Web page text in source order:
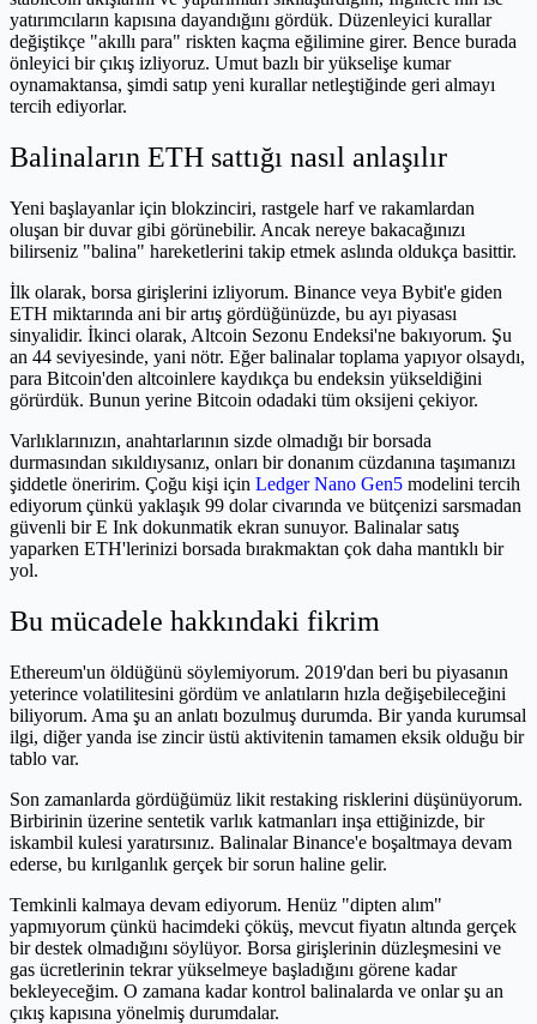
yatırımcıların kapısına dayandığını gördük. Düzenleyici kurallar
değiştikçe "akıllı para" riskten kaçma eğilimine girer. Bence burada
önleyici bir çıkış izliyoruz. Umut bazlı bir yükselişe kumar
oynamaktansa, şimdi satıp yeni kurallar netleştiğinde geri almayı
tercih ediyorlar.
Balinaların ETH sattığı nasıl anlaşılır
Yeni başlayanlar için blokzinciri, rastgele harf ve rakamlardan
oluşan bir duvar gibi görünebilir. Ancak nereye bakacağınızı
bilirseniz "balina" hareketlerini takip etmek aslında oldukça basittir.
İlk olarak, borsa girişlerini izliyorum. Binance veya Bybit'e giden
ETH miktarında ani bir artış gördüğünüzde, bu ayı piyasası
sinyalidir. İkinci olarak, Altcoin Sezonu Endeksi'ne bakıyorum. Şu
an 44 seviyesinde, yani nötr. Eğer balinalar toplama yapıyor olsaydı,
para Bitcoin'den altcoinlere kaydıkça bu endeksin yükseldiğini
görürdük. Bunun yerine Bitcoin odadaki tüm oksijeni çekiyor.
Varlıklarınızın, anahtarlarının sizde olmadığı bir borsada
durmasından sıkıldıysanız, onları bir donanım cüzdanına taşımanızı
şiddetle öneririm. Çoğu kişi için Ledger Nano Gen5 modelini tercih
ediyorum çünkü yaklaşık 99 dolar civarında ve bütçenizi sarsmadan
güvenli bir E Ink dokunmatik ekran sunuyor. Balinalar satış
yaparken ETH'lerinizi borsada bırakmaktan çok daha mantıklı bir
yol.
Bu mücadele hakkındaki fikrim
Ethereum'un öldüğünü söylemiyorum. 2019'dan beri bu piyasanın
yeterince volatilitesini gördüm ve anlatıların hızla değişebileceğini
biliyorum. Ama şu an anlatı bozulmuş durumda. Bir yanda kurumsal
ilgi, diğer yanda ise zincir üstü aktivitenin tamamen eksik olduğu bir
tablo var.
Son zamanlarda gördüğümüz likit restaking risklerini düşünüyorum.
Birbirinin üzerine sentetik varlık katmanları inşa ettiğinizde, bir
iskambil kulesi yaratırsınız. Balinalar Binance'e boşaltmaya devam
ederse, bu kırılganlık gerçek bir sorun haline gelir.
Temkinli kalmaya devam ediyorum. Henüz "dipten alım"
yapmıyorum çünkü hacimdeki çöküş, mevcut fiyatın altında gerçek
bir destek olmadığını söylüyor. Borsa girişlerinin düzleşmesini ve
gas ücretlerinin tekrar yükselmeye başladığını görene kadar
bekleyeceğim. O zamana kadar kontrol balinalarda ve onlar şu an
çıkış kapısına yönelmiş durumdalar.